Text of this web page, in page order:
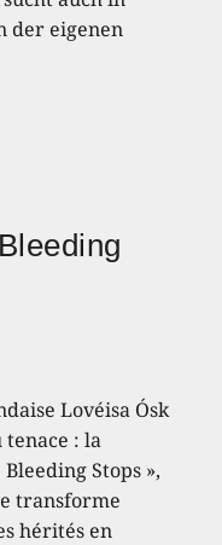
der eigenen
Lovéisa Ósk
: la
Stops »,
transforme
hérités en